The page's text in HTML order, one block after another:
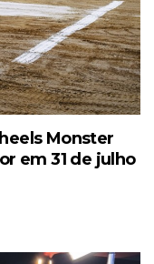
Monster
em 31 de julho